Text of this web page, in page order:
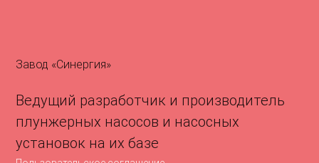
Завод «Синергия»
Ведущий разработчик и производитель
плунжерных насосов и насосных
установок на их базе